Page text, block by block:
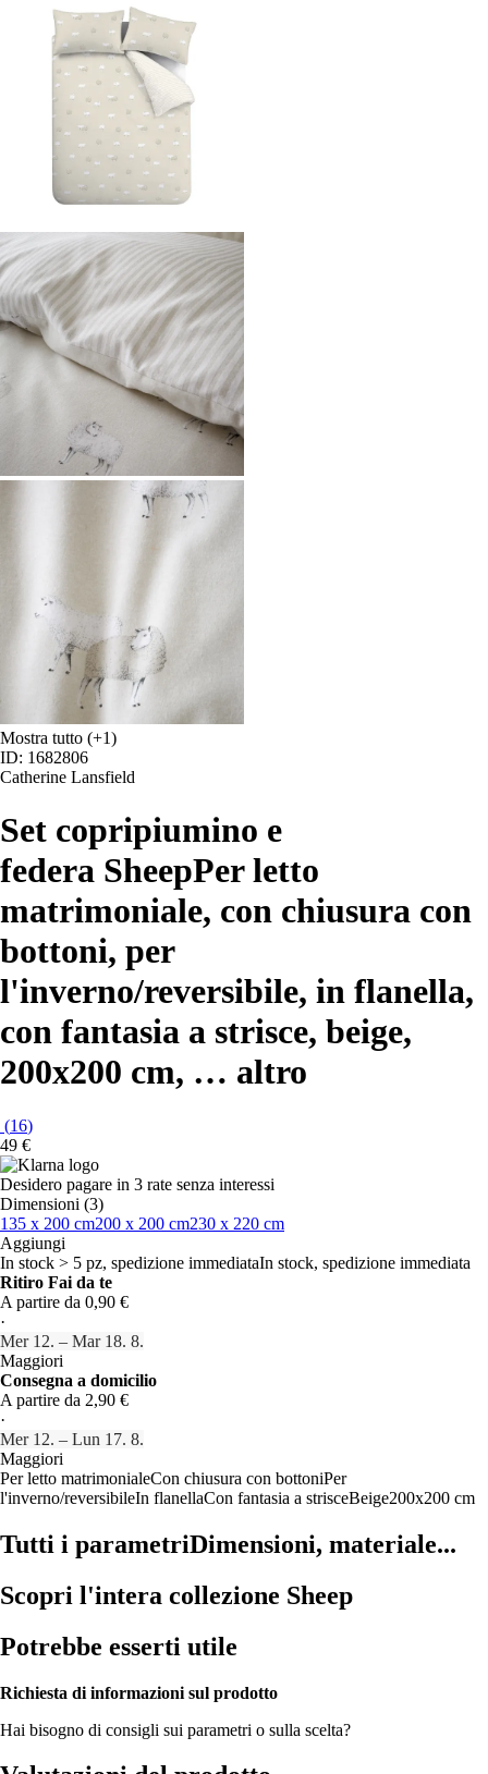
Mostra tutto (+1)
ID: 1682806
Catherine Lansfield
Set copripiumino e
federa SheepPer letto
matrimoniale, con chiusura con
bottoni, per
l'inverno/reversibile, in flanella,
con fantasia a strisce, beige,
200x200 cm, … altro
(16)
49 €
Desidero pagare in 3 rate senza interessi
Dimensioni (3)
135 x 200 cm200 x 200 cm230 x 220 cm
Aggiungi
In stock > 5 pz, spedizione immediataIn stock, spedizione immediata
Ritiro Fai da te
A partire da 0,90 €
·
Mer 12. – Mar 18. 8.
Maggiori
Consegna a domicilio
A partire da 2,90 €
·
Mer 12. – Lun 17. 8.
Maggiori
Per letto matrimonialeCon chiusura con bottoniPer
l'inverno/reversibileIn flanellaCon fantasia a strisceBeige200x200 cm
Tutti i parametriDimensioni, materiale...
Scopri l'intera collezione Sheep
Potrebbe esserti utile
Richiesta di informazioni sul prodotto
Hai bisogno di consigli sui parametri o sulla scelta?